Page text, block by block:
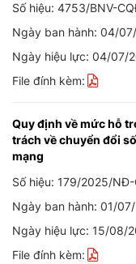
Số hiệu: 4753/BNV-
Ngày ban hành: 04/
Ngày hiệu lực: 04/07/
File đính kèm:
Quy định về mức hỗ
trách về chuyển đổi
mạng
Số hiệu: 179/2025/NĐ-
Ngày ban hành: 01/
Ngày hiệu lực: 15/08/
File đính kèm: